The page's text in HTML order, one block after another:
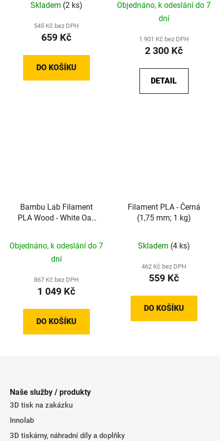
Skladem (2 ks)
545 Kč bez DPH
659 Kč
DO KOŠÍKU
Objednáno, k odeslání do 7
dní
1 901 Kč bez DPH
2 300 Kč
DETAIL
Bambu Lab Filament
PLA Wood - White Oak
Objednáno, k odeslání do 7
dní
867 Kč bez DPH
1 049 Kč
DO KOŠÍKU
Filament PLA - Černá
(1,75 mm; 1 kg)
Skladem (4 ks)
462 Kč bez DPH
559 Kč
DO KOŠÍKU
Naše služby / produkty
3D tisk na zakázku
Innolab
3D tiskárny, náhradní díly a doplňky